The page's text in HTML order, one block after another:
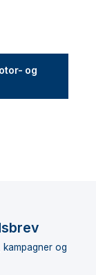
og
og